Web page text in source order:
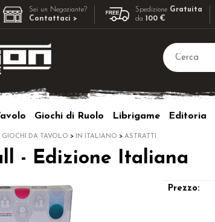
Sei un Negoziante?
Contattaci >
Spedizione Gratuita
da100 €
Giochi di Ruolo Librigame Editoria
GIOCHI DA TAVOLO IN ITALIANO ASTRATTI
- Edizione Italiana
Prezzo: